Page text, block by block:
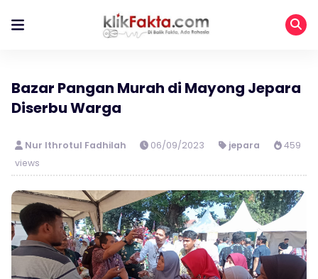
Bazar Pangan Murah di Mayong Jepara
Diserbu Warga
Nur Ithrotul Fadhilah 06/09/2023 jepara
459
views